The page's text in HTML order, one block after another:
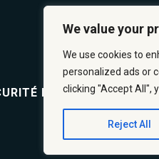
We value your
We use cookies to
personalized ads or
clicking "Accept All",
Reject All
ET PRÉVENTION